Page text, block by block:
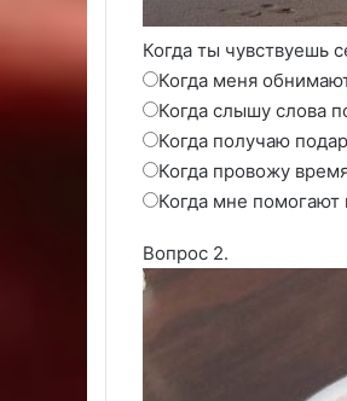
Когда ты чувствуешь
Когда меня
Когда слышу слова
Когда получаю
Когда провожу
Когда мне помогают
Вопрос 2.